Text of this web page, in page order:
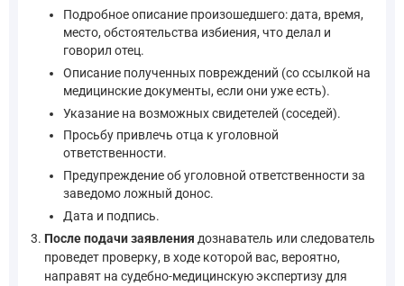
Подробное описание произошедшего: дата, время,
место, обстоятельства избиения, что делал и
говорил отец.
Описание полученных повреждений (со ссылкой на
медицинские документы, если они уже есть).
Указание на возможных свидетелей (соседей).
Просьбу привлечь отца к уголовной
ответственности.
Предупреждение об уголовной ответственности за
заведомо ложный донос.
Дата и подпись.
После подачи заявления дознаватель или следователь
проведет проверку, в ходе которой вас, вероятно,
направят на судебно-медицинскую экспертизу для